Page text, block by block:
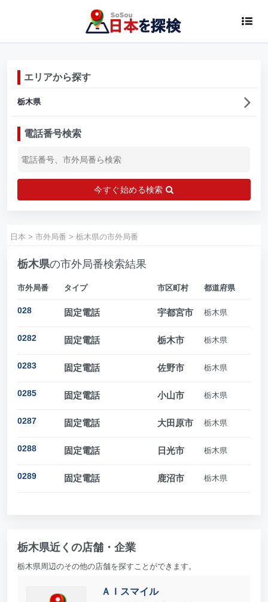
エリアから探す
栃木県
電話番号検索
今すぐ始める検索
日本 > 市外局番 > 栃木県の市外局番
栃木県の市外局番検索結果
市外局番 タイプ 市区町村 都道府県
028 固定電話 宇都宮市 栃木県
0282 固定電話 栃木市 栃木県
0283 固定電話 佐野市 栃木県
0285 固定電話 小山市 栃木県
0287 固定電話 大田原市 栃木県
0288 固定電話 日光市 栃木県
0289 固定電話 鹿沼市 栃木県
栃木県近くの店舗・企業
栃木県周辺のその他の店舗を探すことができます。
ＡＩスマイル